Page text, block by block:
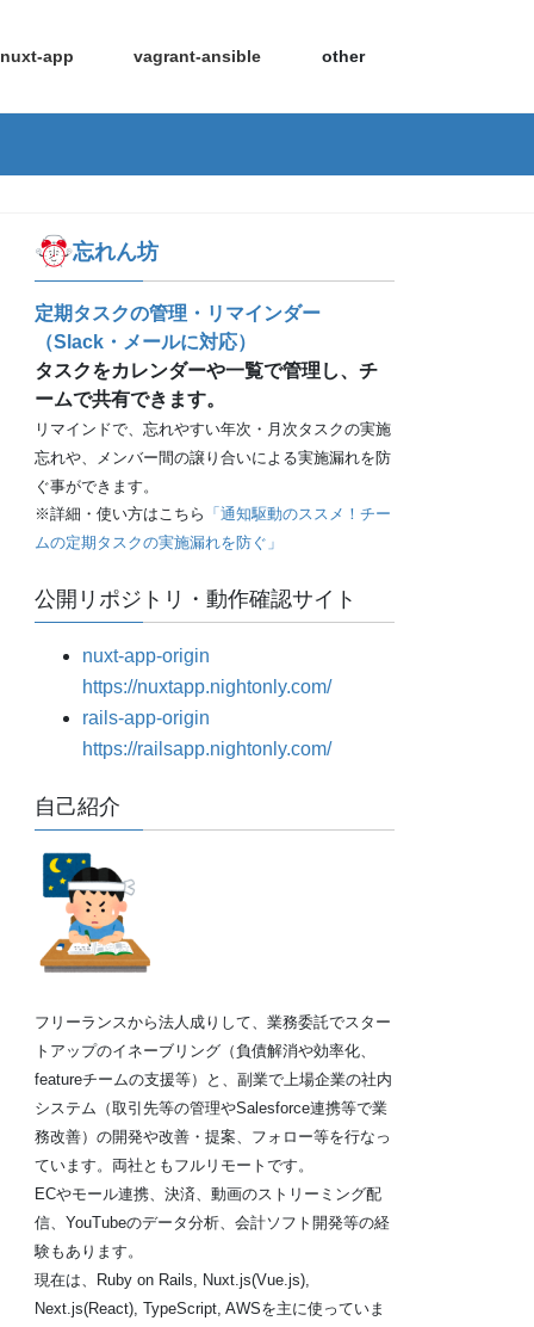
nuxt-app vagrant-ansible other
忘れん坊
定期タスクの管理・リマインダー
（Slack・メールに対応）
タスクをカレンダーや一覧で管理し、チ
ームで共有できます。
リマインドで、忘れやすい年次・月次タスクの実施
忘れや、メンバー間の譲り合いによる実施漏れを防
ぐ事ができます。
※詳細・使い方はこちら 「通知駆動のススメ！チー
ムの定期タスクの実施漏れを防ぐ」
公開リポジトリ・動作確認サイト
nuxt-app-origin
https://nuxtapp.nightonly.com/
rails-app-origin
https://railsapp.nightonly.com/
自己紹介
フリーランスから法人成りして、業務委託でスター
トアップのイネーブリング（負債解消や効率化、
featureチームの支援等）と、副業で上場企業の社内
システム（取引先等の管理やSalesforce連携等で業
務改善）の開発や改善・提案、フォロー等を行なっ
ています。両社ともフルリモートです。
ECやモール連携、決済、動画のストリーミング配
信、YouTubeのデータ分析、会計ソフト開発等の経
験もあります。
現在は、Ruby on Rails, Nuxt.js(Vue.js),
Next.js(React), TypeScript, AWSを主に使っていま